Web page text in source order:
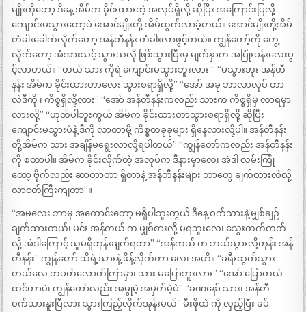
မျိုးကိုတော့ ဒီနေ့ အိမ်က ခိုင်းထားတဲ့ အလုပ်ရှိလို့ ဆိုပြီး အကြောင်းပြလို့
ကျောင်းမသွားတော့ပဲ အောင်မျိုးတို့ အိမ်ထွက်လာခဲ့တယ်။ အောင်မျိုးတို့အိမ်
တံခါးခေါက်လိုက်တော့ အန်တီနန်း တံခါးလာဖွင့်တယ်။ ကျွန်တော့်ကို တွေ့
လိုက်တော့ အံအားသင့် သွားသလို ဖြစ်သွားပြီးမှ မျက်နှာက အပြုံးပန်းလေးပွ
င့်လာတယ်။ “ဟယ် သား ကိုရဲ ကျောင်းမသွားဘူးလား “ “မသွားဘူး အန်တီ
နန်း အိမ်က ခိုင်းထားတာလေး သွားစရာရှိလို့” “အော် အခု ဘာလာလုပ် တာ
လဲဒီကို ၊ ကိစ္စရှိလို့လား” “အော် အန်တီနန်းကလည်း သားက ကိစ္စရှိမှ လာရမှာ
လားလို့” “ဟုတ်ပါဘူးကွယ် အိမ်က ခိုင်းထားတာသွားစရာရှိလို့ ဆိုပြီး
ကျောင်းမသွားပဲနဲ့ ဒီကို လာတာမို့ ကိစ္စတခုခုများ ရှိနေလားလို့ပါ။ အန်တီနန်း
တို့အိမ်က သား အချိန်မရွေးလာလို့ရပါတယ်” “ကျွန်တော်ကလည်း အန်တီနန်း
ကို စတာပါ။ အိမ်က ခိုင်းလိုက်တဲ့ အလုပ်က ဒီနားမှာလေ၊ အဲဒါ လမ်းကြုံ
တော့ ဗိုက်လည်း ဆာတာတာ ရှိတာနဲ့ အန်တီနန်းများ ဘာတွေ ချက်ထားလဲလို့
လာငတ်ကြီးကျတာ”။
“အမလေး ဘာမှ အကောင်းတော့ မရှိပါဘူးကွယ် ဒီနေ့ ဝက်သားနဲ့ မျှစ်ချဉ်
ချက်ထားတယ်၊ မင်း အန်ကယ် က မျှစ်စားလို့ မရဘူးလေ၊ သွေးတက်တတ်
လို့ အဲဒါကြောင့် သူမရှိတုန်းချက်ရတာ” “အန်ကယ် က ဘယ်သွားလို့တုန်း အန်
တီနန်း” ကျွန်တော် သိရဲ့သားနဲ့ ဖိန့်လိုက်တာ လေ၊ အဟိ။ “ခရီးထွက်သွား
တယ်လေ တပတ်လောက်ကြာမှာ၊ သား မပြောဘူးလား” “အော် ပြောတယ်
ထင်တာပဲ၊ ကျွန်တော်လည်း အမွုမဲ့ အမှတ်မဲ့ပဲ” “ခဏနော် သား၊ အန်တီ
ဝက်သားနူးပြီလား သွားကြည့်လိုက်အုန်းမယ်” မီးဖိုထဲ ကို လှည့်ပြီး ခပ်